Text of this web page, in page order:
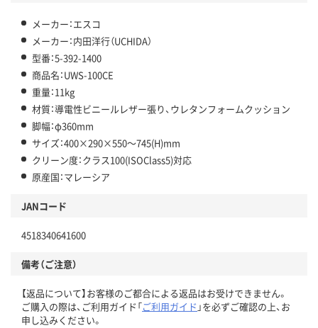
メーカー：エスコ
メーカー：内田洋行（UCHIDA）
型番：5-392-1400
商品名：UWS-100CE
重量：11kg
材質：導電性ビニールレザー張り、ウレタンフォームクッション
脚幅：φ360mm
サイズ：400×290×550～745(H)mm
クリーン度：クラス100(ISOClass5)対応
原産国：マレーシア
JANコード
4518340641600
備考（ご注意）
【返品について】お客様のご都合による返品はお受けできません。
ご購入の際は、ご利用ガイド「ご利用ガイド 」を必ずご確認の上、お
申し込みください。